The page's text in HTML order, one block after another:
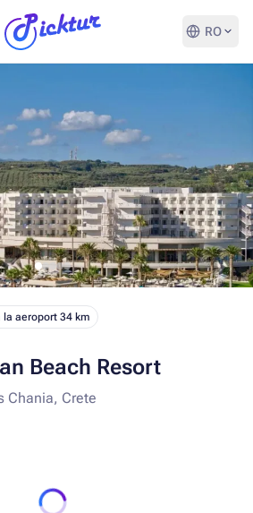
RO
la aeroport 34 km
Beach Resort
Chania, Crete